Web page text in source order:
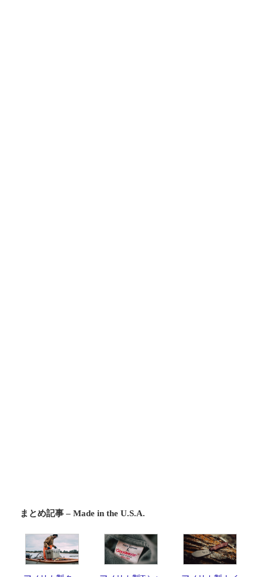
まとめ記事 – Made in the U.S.A.